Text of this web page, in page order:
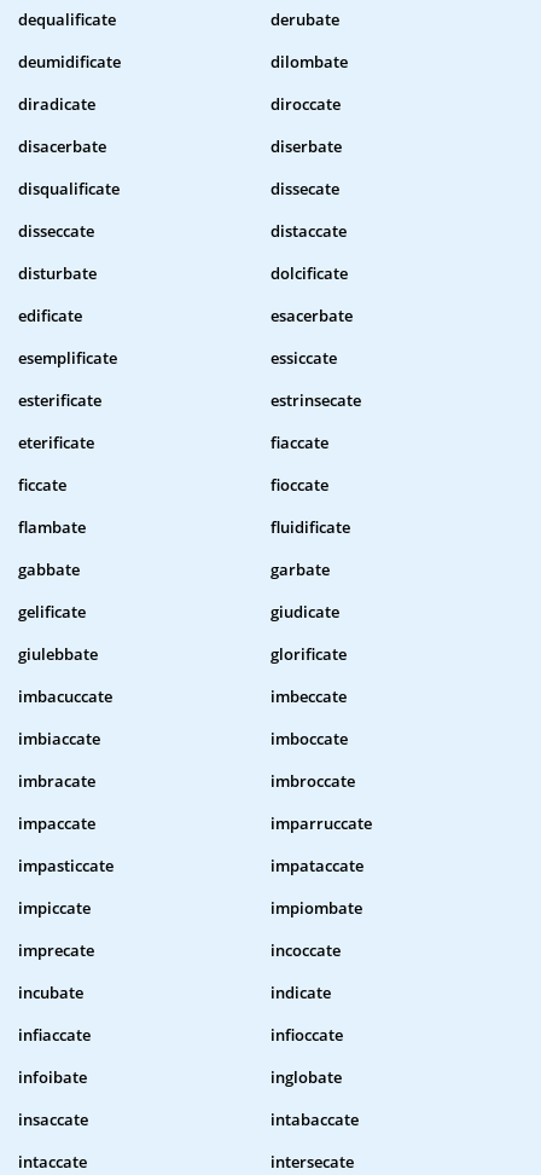
dequalificate
derubate
deumidificate
dilombate
diradicate
diroccate
disacerbate
diserbate
disqualificate
dissecate
disseccate
distaccate
disturbate
dolcificate
edificate
esacerbate
esemplificate
essiccate
esterificate
estrinsecate
eterificate
fiaccate
ficcate
fioccate
flambate
fluidificate
gabbate
garbate
gelificate
giudicate
giulebbate
glorificate
imbacuccate
imbeccate
imbiaccate
imboccate
imbracate
imbroccate
impaccate
imparruccate
impasticcate
impataccate
impiccate
impiombate
imprecate
incoccate
incubate
indicate
infiaccate
infioccate
infoibate
inglobate
insaccate
intabaccate
intaccate
intersecate